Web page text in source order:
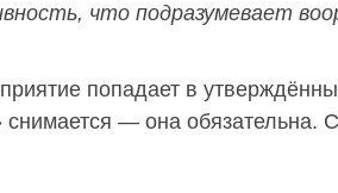
что подразумевает
попадает в
снимается — она